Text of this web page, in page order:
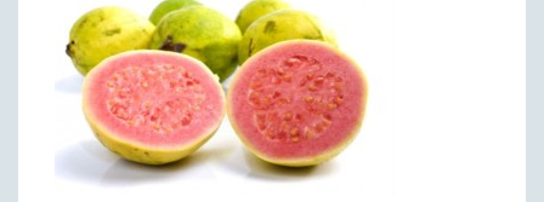
Из яиц и другие
Холодные супы
Супы-пюре
Молочные супы
Сладкие супы
Отварное мясо
Запеченное мясо
Тушеное мясо
Из мясного фарша
Из субпродуктов
Жареная рыба
Отварная и паровая
Запеченная рыба
Тушеная рыба
Из рыбного фарша
Вся птица
Жареная птица
Отварная птица
Запеченная птица
Овощи
Все овощи
Жареные овощи
Отварные овощи
Выпечка
Вся выпечка
Торты и пирожные
Соусы